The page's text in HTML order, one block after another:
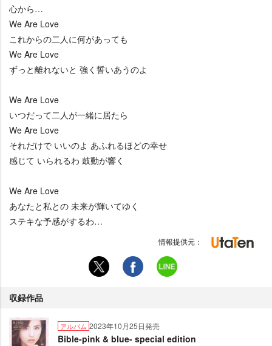
心から…
We Are Love
これからの二人に何があっても
We Are Love
ずっと離れないと 強く誓いあうのよ
We Are Love
いつだって二人が一緒に居たら
We Are Love
それだけで いいのよ あふれるほどの幸せ
感じて いられるわ 鼓動が響く
We Are Love
あなたと私との 未来が輝いてゆく
ステキな予感がするわ…
情報提供元：
収録作品
アルバム 2023年10月25日発売
Bible-pink & blue- special edition